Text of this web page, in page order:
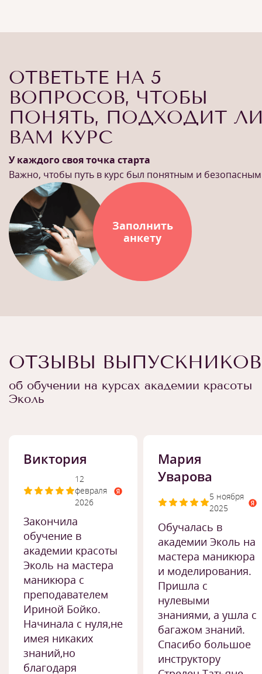
ОТВЕТЬТЕ НА 5
ВОПРОСОВ, ЧТОБЫ
ПОНЯТЬ, ПОДХОДИТ
ВАМ КУРС
У каждого своя точка старта
Важно, чтобы путь в курс был понятным и безопасным
Заполнить
анкету
ОТЗЫВЫ ВЫПУСКНИКОВ
об обучении на курсах академии красоты
Эколь
Виктория
12
февраля
2026
Закончила
обучение в
академии красоты
Эколь на мастера
маникюра с
преподавателем
Ириной Бойко.
Начинала с нуля,не
имея никаких
знаний,но
благодаря
Мария
Уварова
5 ноября
2025
Обучалась в
академии Эколь на
мастера маникюра
и моделирования.
Пришла с
нулевыми
знаниями, а ушла с
багажом знаний.
Спасибо большое
инструктору